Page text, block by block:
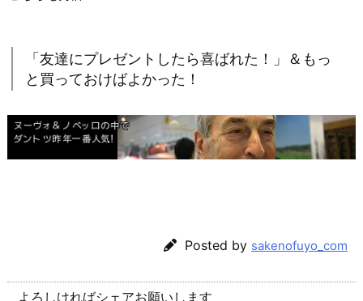
「友達にプレゼントしたら喜ばれた！」＆もっ
と買っておけばよかった！
Posted by sakenofuyo_com
よろしければシェアお願いします